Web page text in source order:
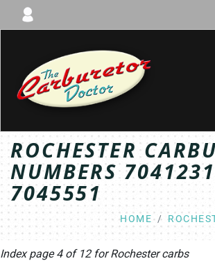
ROCHESTER
NUMBERS
7045551
HOME
Index page 4 of 12 forRochestercarbs